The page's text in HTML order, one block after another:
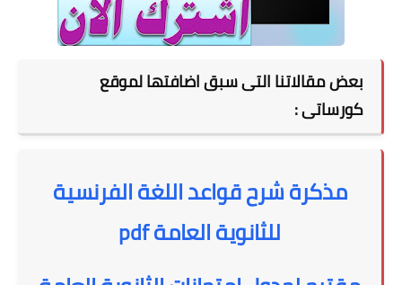
بعض مقالاتنا التى سبق اضافتها لموقع
كورساتى :
مذكرة شرح قواعد اللغة الفرنسية
للثانوية العامة pdf